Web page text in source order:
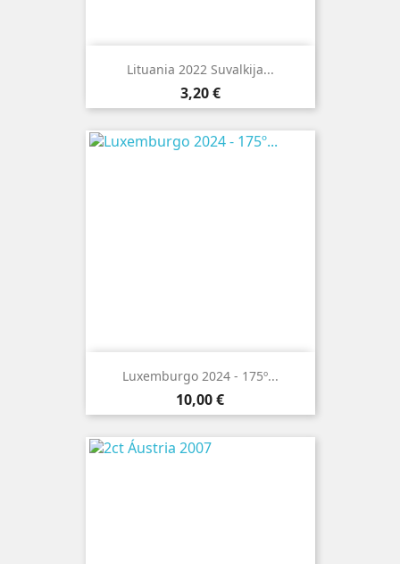
Lituania 2022 Suvalkija...
Preço
3,20 €
Luxemburgo 2024 - 175º...
Preço
10,00 €